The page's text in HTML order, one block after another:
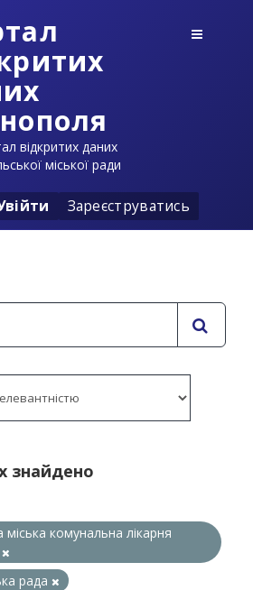
відкритих даних
міської ради
Зареєструватись
знайдено
комунальна лікарня
рада